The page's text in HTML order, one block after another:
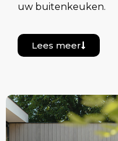
uw buitenkeuken.
Lees meer